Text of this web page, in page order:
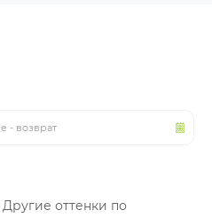
- возврат
оттенки по